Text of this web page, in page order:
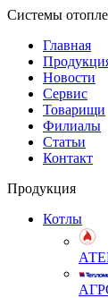
Системы
Главная
Новости
Сервис
Товарищи
Филиалы
Статьи
Контакт
Продукция
Котлы